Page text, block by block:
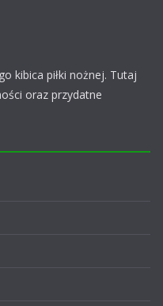
kibica piłki nożnej. Tutaj
oraz przydatne